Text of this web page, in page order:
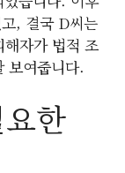
, 결국 D씨는
자가 법적 조
보여줍니다.
한